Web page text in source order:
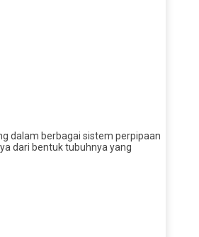
dalam berbagai sistem perpipaan
dari bentuk tubuhnya yang